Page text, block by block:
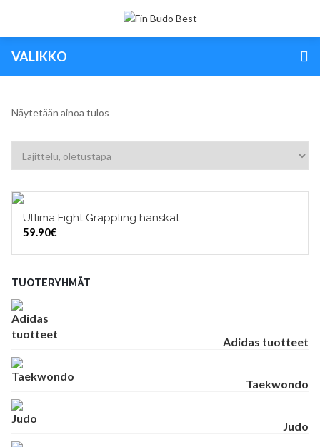
VALIKKO
Näytetään ainoa tulos
VALITSE VAIHTOEHDOISTA
Ultima Fight Grappling hanskat
59.90€
TUOTERYHMÄT
Adidas tuotteet
Taekwondo
Judo